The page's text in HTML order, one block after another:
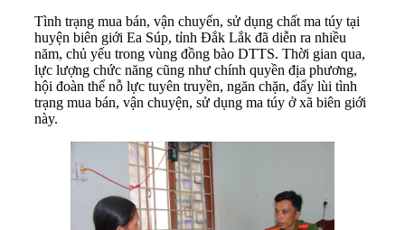
Tình trạng mua bán, vận chuyển, sử dụng chất ma túy tại
huyện biên giới Ea Súp, tỉnh Đắk Lắk đã diễn ra nhiều
năm, chủ yếu trong vùng đồng bào DTTS. Thời gian qua,
lực lượng chức năng cũng như chính quyền địa phương,
hội đoàn thể nỗ lực tuyên truyền, ngăn chặn, đẩy lùi tình
trạng mua bán, vận chuyện, sử dụng ma túy ở xã biên giới
này.